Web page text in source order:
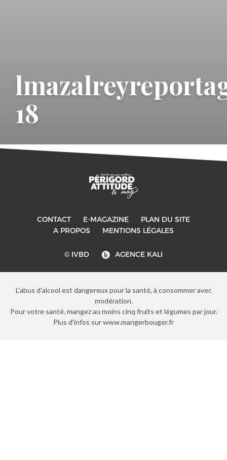
18
CONTACT E-MAGAZINE
PLAN DU SITE
A PROPOS
MENTIONS LÉGALES
© IVBD AGENCE KALI
L'abus d'alcool est dangereux pour la santé, à consommer avec
modération.
Pour votre santé, mangez au moins cinq fruits et légumes par jour.
Plus d'infos sur www.mangerbouger.fr